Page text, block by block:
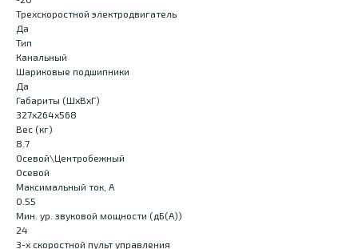
Трехскоростной электродвигатель
Да
Тип
Канальный
Шариковые подшипники
Да
Габариты (ШхВхГ)
327x264x568
Вес (кг)
8.7
Осевой\Центробежный
Осевой
Максимальный ток, А
0.55
Мин. ур. звуковой мощности (дБ(А))
24
3-х скоростной пульт управления